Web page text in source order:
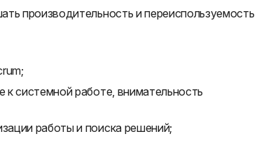
производительность и переиспользуемость
системной работе, внимательность
работы и поиска решений;